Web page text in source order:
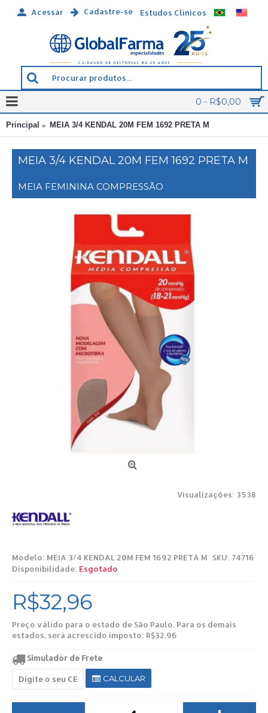
Acessar Cadastre-se Estudos Clínicos
0 - R$0,00
Principal MEIA 3/4 KENDAL 20M FEM 1692 PRETA M
MEIA 3/4 KENDAL 20M FEM 1692 PRETA M
MEIA FEMININA COMPRESSÃO
Visualizações: 3538
Modelo: MEIA 3/4 KENDAL 20M FEM 1692 PRETA M
SKU: 74716
Disponibilidade: Esgotado
R$32,96
Preço válido para o estado de São Paulo. Para os demais
estados, será acrescido imposto: R$32,96
Simulador de Frete
CALCULAR